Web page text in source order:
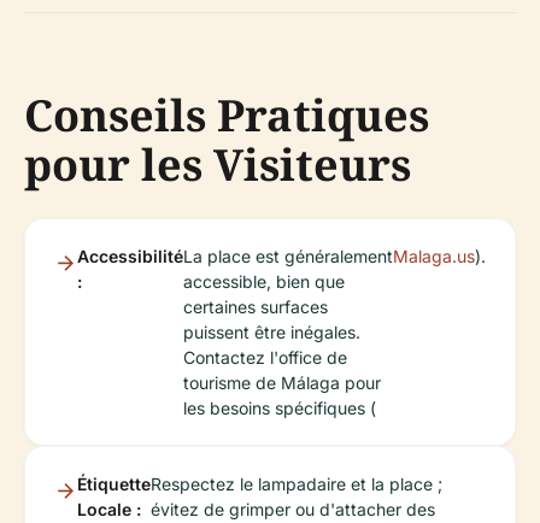
Conseils Pratiques
pour les Visiteurs
Accessibilité
:
La place est généralement
accessible, bien que
certaines surfaces
puissent être inégales.
Contactez l'office de
tourisme de Málaga pour
les besoins spécifiques (
Malaga.us).
Étiquette
Locale :
Respectez le lampadaire et la place ;
évitez de grimper ou d'attacher des